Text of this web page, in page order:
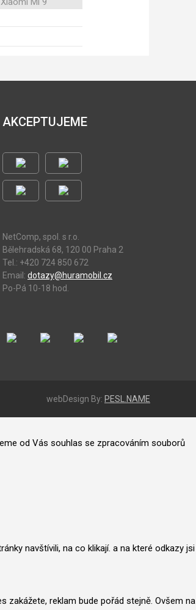
AKCEPTUJEME
NetComp, spol. s r.o.
Bělehradská 68, 120 00 Praha 2
Tel.: +420 724 850 672
Email: dotazy@huramobil.cz
Po-Pá 10-18 hod.
webDesign By: PESL.NAME
od Vás souhlas se zpracováním souborů
navštívili, na co klikají. a na které odkazy jsi
zakážete, reklam bude pořád stejně. Ovšem na